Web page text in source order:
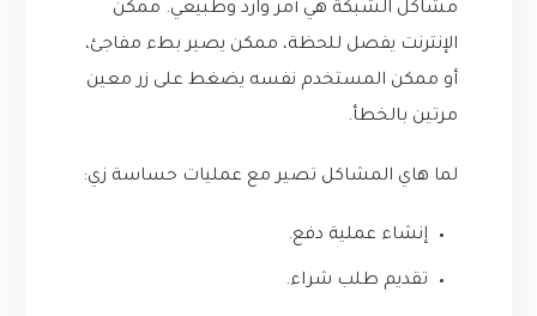
مشاكل الشبكة هي أمر وارد وطبيعي. ممكن
الإنترنت يفصل للحظة، ممكن يصير بطء مفاجئ،
أو ممكن المستخدم نفسه يضغط على زر معين
مرتين بالخطأ.
لما هاي المشاكل تصير مع عمليات حساسة زي:
إنشاء عملية دفع.
تقديم طلب شراء.